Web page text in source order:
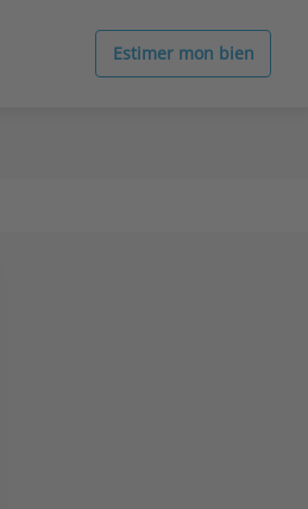
Estimer mon bien